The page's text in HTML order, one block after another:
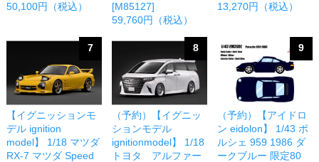
50,100円（税込）
[M85127]
59,760円（税込）
13,270円（税込）
7
【イグニッションモ
デル ignition
model】 1/18 マツダ
RX-7 マツダ Speed
8
（予約）【イグニッ
ションモデル
ignitionmodel】 1/18
トヨタ アルファー
9
（予約）【アイドロ
ン eidolon】 1/43 ポ
ルシェ 959 1986 ダ
ークブルー 限定80